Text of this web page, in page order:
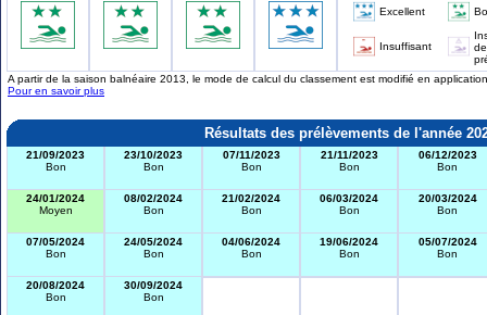
Excellent
Insuffisant
de
A partir de la saison balnéaire 2013, le mode de calcul du classement est modifié en
Pour en savoir plus
Résultats des prélèvements de l'année
21/09/2023
Bon
23/10/2023
Bon
07/11/2023
Bon
21/11/2023
Bon
06/12/2023
Bon
24/01/2024
Moyen
08/02/2024
Bon
21/02/2024
Bon
06/03/2024
Bon
20/03/2024
Bon
07/05/2024
Bon
24/05/2024
Bon
04/06/2024
Bon
19/06/2024
Bon
05/07/2024
Bon
20/08/2024
Bon
30/09/2024
Bon